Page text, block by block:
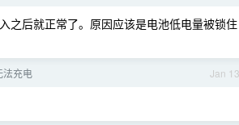
之后就正常了。原因应该是电池低电量被锁住
Jan 13
法充电